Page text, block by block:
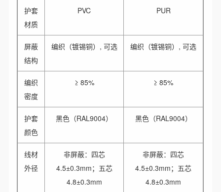
护套
材质
PVC PUR
屏蔽
结构
编织（镀锡铜）, 可选 编织（镀锡铜）, 可选
编织
密度
≥ 85% ≥ 85%
护套
颜色
黑色（RAL9004） 黑色（RAL9004）
线材
外径
非屏蔽：四芯
4.5±0.3mm；五芯
4.8±0.3mm
非屏蔽：四芯
4.5±0.3mm；五芯
4.8±0.3mm